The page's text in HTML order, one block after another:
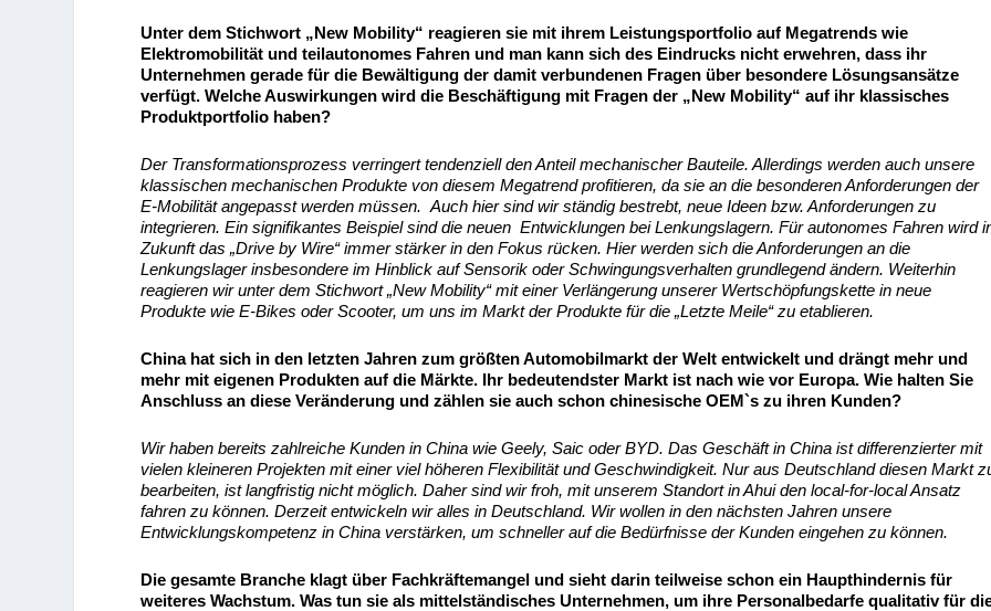
Unter dem Stichwort „New Mobility“ reagieren sie mit ihrem Leistungsportfolio auf Megatrends wie
Elektromobilität und teilautonomes Fahren und man kann sich des Eindrucks nicht erwehren, dass ihr
Unternehmen gerade für die Bewältigung der damit verbundenen Fragen über besondere Lösungsansätze
verfügt. Welche Auswirkungen wird die Beschäftigung mit Fragen der „New Mobility“ auf ihr klassisches
Produktportfolio haben?
Der Transformationsprozess verringert tendenziell den Anteil mechanischer Bauteile. Allerdings werden auch unsere
klassischen mechanischen Produkte von diesem Megatrend profitieren, da sie an die besonderen Anforderungen der
E-Mobilität angepasst werden müssen. Auch hier sind wir ständig bestrebt, neue Ideen bzw. Anforderungen zu
integrieren. Ein signifikantes Beispiel sind die neuen Entwicklungen bei Lenkungslagern. Für autonomes Fahren wird
Zukunft das „Drive by Wire“ immer stärker in den Fokus rücken. Hier werden sich die Anforderungen an die
Lenkungslager insbesondere im Hinblick auf Sensorik oder Schwingungsverhalten grundlegend ändern. Weiterhin
reagieren wir unter dem Stichwort „New Mobility“ mit einer Verlängerung unserer Wertschöpfungskette in neue
Produkte wie E-Bikes oder Scooter, um uns im Markt der Produkte für die „Letzte Meile“ zu etablieren.
China hat sich in den letzten Jahren zum größten Automobilmarkt der Welt entwickelt und drängt mehr und
mehr mit eigenen Produkten auf die Märkte. Ihr bedeutendster Markt ist nach wie vor Europa. Wie halten Sie
Anschluss an diese Veränderung und zählen sie auch schon chinesische OEM`s zu ihren Kunden?
Wir haben bereits zahlreiche Kunden in China wie Geely, Saic oder BYD. Das Geschäft in China ist differenzierter mit
vielen kleineren Projekten mit einer viel höheren Flexibilität und Geschwindigkeit. Nur aus Deutschland diesen Markt
bearbeiten, ist langfristig nicht möglich. Daher sind wir froh, mit unserem Standort in Ahui den local-for-local Ansatz
fahren zu können. Derzeit entwickeln wir alles in Deutschland. Wir wollen in den nächsten Jahren unsere
Entwicklungskompetenz in China verstärken, um schneller auf die Bedürfnisse der Kunden eingehen zu können.
Die gesamte Branche klagt über Fachkräftemangel und sieht darin teilweise schon ein Haupthindernis für
weiteres Wachstum. Was tun sie als mittelständisches Unternehmen, um ihre Personalbedarfe qualitativ für